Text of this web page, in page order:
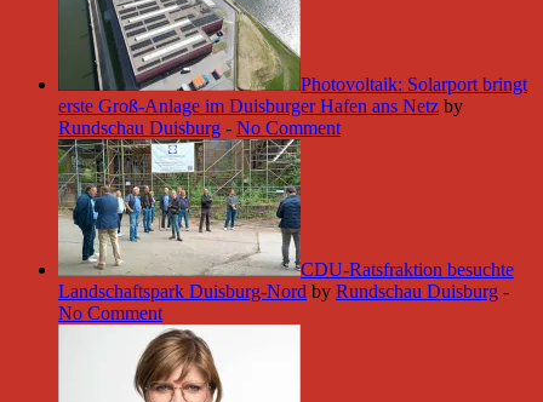
Photovoltaik: Solarport bringt
erste Groß-Anlage im Duisburger Hafen ans Netz by
Rundschau Duisburg - No Comment
CDU-Ratsfraktion besuchte
Landschaftspark Duisburg-Nord by Rundschau Duisburg -
No Comment